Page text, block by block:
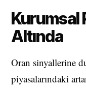
Kurumsal
Altında
Oran sinyallerine
piyasalarındaki